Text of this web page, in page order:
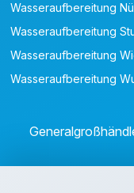
Wasseraufbereitung
Wasseraufbereitung
Wasseraufbereitung
Wasseraufbereitung